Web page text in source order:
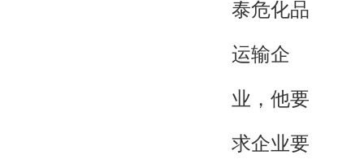
泰危化品
运输企
业，他要
求企业要